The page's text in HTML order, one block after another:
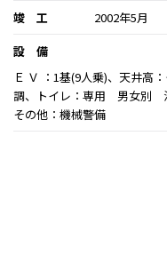
竣 工
2002年5月
設 備
Ｅ Ｖ ：1基(9人乗)、天井高
調、トイレ：専用 男女別
その他：機械警備